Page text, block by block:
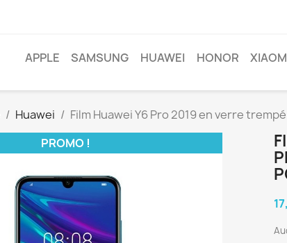
APPLE SAMSUNG HUAWEI HONOR
Huawei
Film Huawei Y6 Pro 2019 en verre
PROMO !